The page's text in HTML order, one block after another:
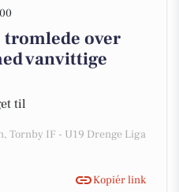
tromlede over
vanvittige
til
Tornby IF - U19 Drenge Liga
Kopiér link